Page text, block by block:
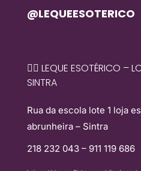
@LEQUEESOTERICO
🧙‍♀️ LEQUE ESOTÉRICO –
SINTRA
Rua da escola lote 1 loja
abrunheira – Sintra
218 232 043 – 911 119 686